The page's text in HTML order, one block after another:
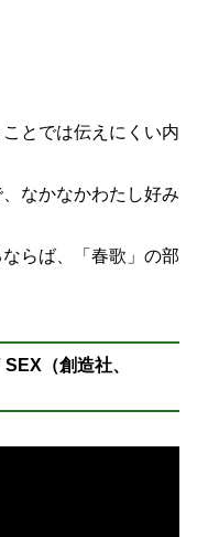
とでは伝えにくい内
なかなかわたし好み
らば、「春歌」の部
（創造社、